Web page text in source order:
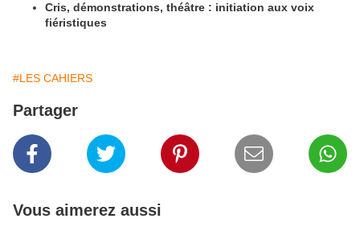
Cris, démonstrations, théâtre : initiation aux voix
fiéristiques
#LES CAHIERS
Partager
Vous aimerez aussi